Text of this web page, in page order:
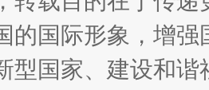
任有效落实
的国际形象，增
型国家、建设和